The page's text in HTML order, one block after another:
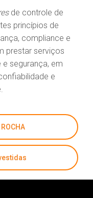
de controle de
princípios de
compliance e
prestar serviços
segurança, em
e